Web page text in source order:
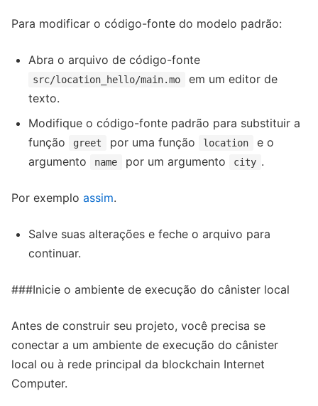
Para modificar o código-fonte do modelo padrão:
Abra o arquivo de código-fonte
src/location_hello/main.mo
em um editor de
texto.
Modifique o código-fonte padrão para substituir a
função
greet por uma função location
e o
argumento
name por um argumento city .
Por exemplo assim.
Salve suas alterações e feche o arquivo para
continuar.
###Inicie o ambiente de execução do cânister local
Antes de construir seu projeto, você precisa se
conectar a um ambiente de execução do cânister
local ou à rede principal da blockchain Internet
Computer.